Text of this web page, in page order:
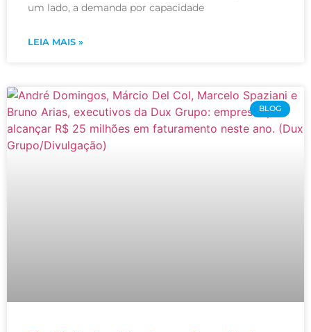
um lado, a demanda por capacidade
LEIA MAIS »
BLOG